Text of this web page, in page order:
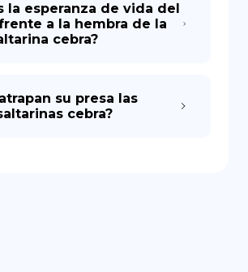
la esperanza de vida del
a la hembra de la
cebra?
su presa las
cebra?